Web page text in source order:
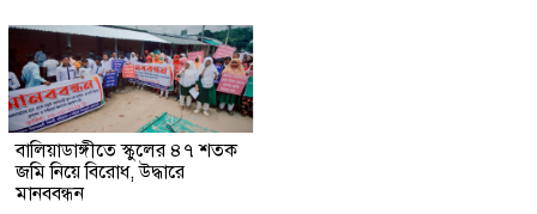
বালিয়াডাঙ্গীতে স্কুলের ৪৭ শতক
জমি নিয়ে বিরোধ, উদ্ধারে
মানববন্ধন